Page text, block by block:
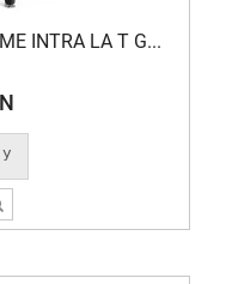
INTRA LA T G...